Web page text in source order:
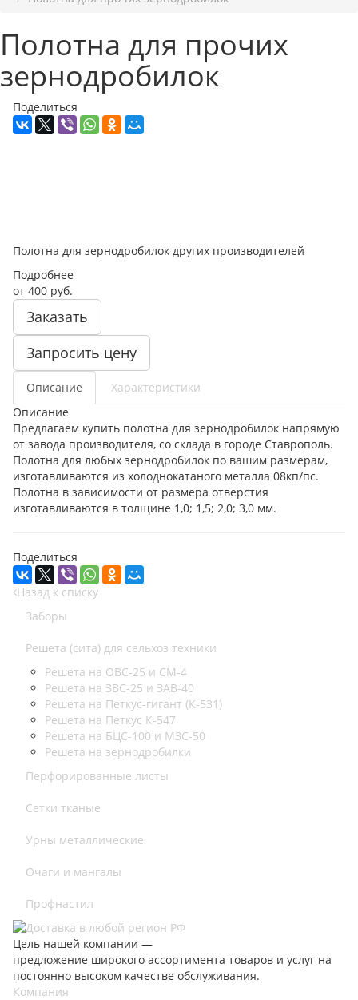
Полотна для прочих
зернодробилок
Поделиться
Полотна для зернодробилок других производителей
Подробнее
от 400 руб.
Заказать
Запросить цену
Описание
Характеристики
Описание
Предлагаем купить полотна для зернодробилок напрямую
от завода производителя, со склада в городе Ставрополь.
Полотна для любых зернодробилок по вашим размерам,
изготавливаются из холоднокатаного металла 08кп/пс.
Полотна в зависимости от размера отверстия
изготавливаются в толщине 1,0; 1,5; 2,0; 3,0 мм.
Поделиться
Назад к списку
Заборы
Решета (сита) для сельхоз техники
Решета на ОВС-25 и СМ-4
Решета на ЗВС-25 и ЗАВ-40
Решета на Петкус-гигант (К-531)
Решета на Петкус К-547
Решета на БЦС-100 и МЗС-50
Решета на зернодробилки
Перфорированные листы
Сетки тканые
Урны металлические
Очаги и мангалы
Профнастил
Цель нашей компании —
предложение широкого ассортимента товаров и услуг на
постоянно высоком качестве обслуживания.
Компания